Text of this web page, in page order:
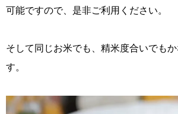
可能ですので、是非ご利用ください。
そして同じお米でも、精米度合いでも
す。